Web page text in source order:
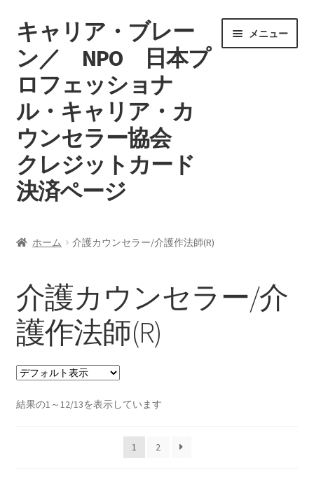
ナ
ゲ
ー
シ
ョ
ン
へ
ス
キ
ッ
コ
テ
ン
ツ
へ
ス
キ
ッ
プ
キャリア・ブレー
ン／ NPO 日本プ
ロフェッショナ
ル・キャリア・カ
ウンセラー協会
クレジットカード
決済ページ
メニュー
カート
支払い
プライバシーポリシー
特定商取引法に基づく表記
ホーム 介護カウンセラー/介護作法師(R)
介護カウンセラー/介
護作法師(R)
結果の1～12/13を表示しています
1 2